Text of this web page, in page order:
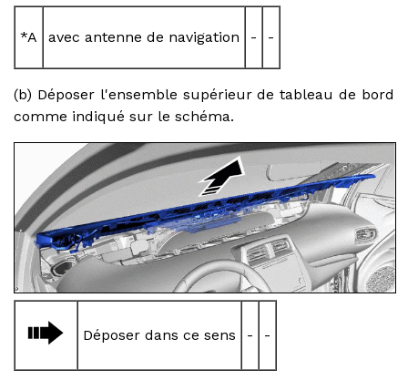
*A avec antenne de navigation - -
(b) Déposer l'ensemble supérieur de tableau de bord
comme indiqué sur le schéma.
Déposer dans ce sens - -